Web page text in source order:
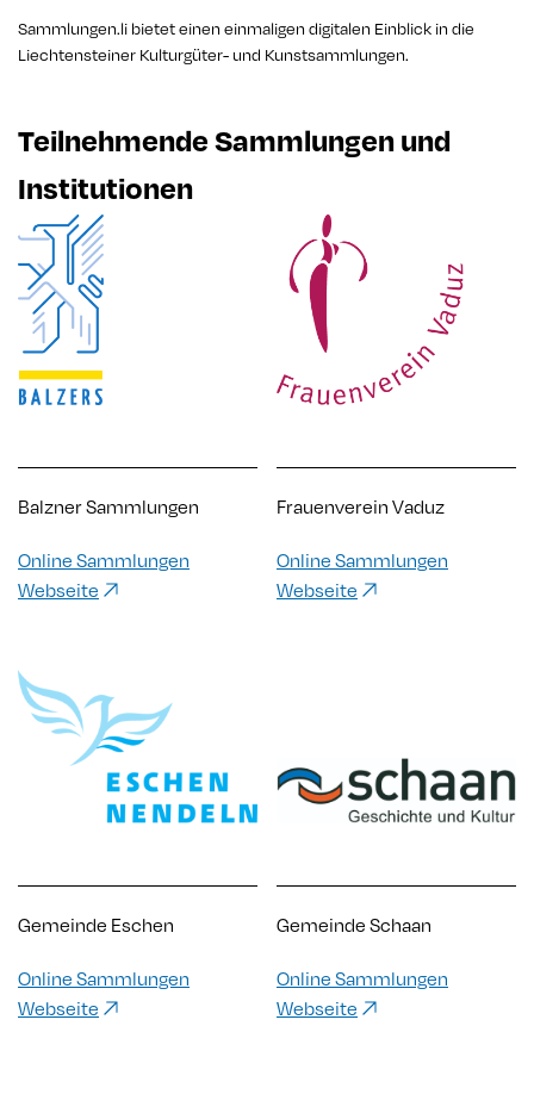
Sammlungen.li bietet einen einmaligen digitalen Einblick in die
Liechtensteiner Kulturgüter- und Kunstsammlungen.
Teilnehmende Sammlungen und
Institutionen
Balzner Sammlungen
Online Sammlungen
Webseite
Frauenverein Vaduz
Online Sammlungen
Webseite
Gemeinde Eschen
Online Sammlungen
Webseite
Gemeinde Schaan
Online Sammlungen
Webseite